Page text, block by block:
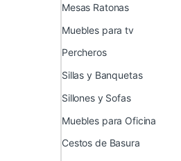
Mesas Ratonas
Muebles para tv
Percheros
Sillas y Banquetas
Sillones y Sofas
Muebles para Oficina
Cestos de Basura